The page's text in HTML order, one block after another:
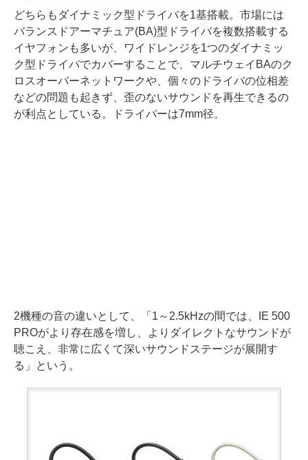
どちらもダイナミック型ドライバを1基搭載。市場には
バランスドアーマチュア(BA)型ドライバを複数搭載する
イヤフォンも多いが、ワイドレンジを1つのダイナミッ
ク型ドライバでカバーすることで、マルチウェイBAのク
ロスオーバーネットワークや、個々のドライバの位相差
などの問題も起きず、歪のないサウンドを再生できるの
が利点としている。ドライバーは7mm径。
2機種の音の違いとして、「1～2.5kHzの間では、IE 500
PROがより存在感を増し、よりダイレクトなサウンドが
聴こえ、非常に広くて深いサウンドステージが展開す
る」という。